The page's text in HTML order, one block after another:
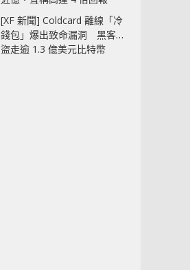
[XF 新聞] Coldcard 離線「冷
錢包」爆出致命漏洞 黑客已
盜走逾 1.3 億美元比特幣